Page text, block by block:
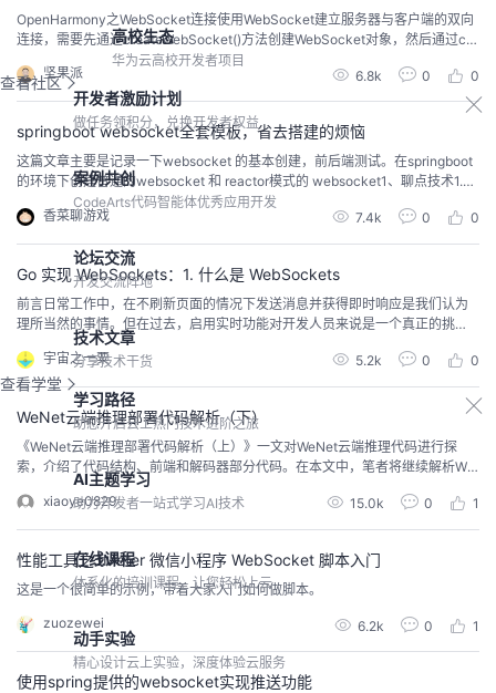
高校生态
华为云高校开发者项目
查看社区
开发者激励计划
做任务领积分，兑换开发者权益
案例共创
CodeArts代码智能体优秀应用开发
论坛交流
开发交流阵地
技术文章
分享技术干货
查看学堂
学习路径
助您开启云上热门技术进阶之旅
AI主题学习
助力开发者一站式学习AI技术
在线课程
体系化的培训课程，让您轻松上云
动手实验
精心设计云上实验，深度体验云服务
OpenHarmony之WebSocket连接使用WebSocket建立服务器与客户端的双向
连接，需要先通过createWebSocket()方法创建WebSocket对象，然后通过co
nnect()方法连接到服务器。当连接成功后，客户端会收到open事件的回调，之
后客户端就可以通过send()方法与服务器进行通信。当服务器发信息给客户端
时，客户端会收到message事件的回调。当客户端不要...
坚果派 6.8k 0 0
springboot websocket全套模板，省去搭建的烦恼
这篇文章主要是记录一下websocket 的基本创建，前后端测试。在springboot
的环境下创建普通的websocket 和 reactor模式的 websocket1、聊点技术1.w
ebsocket出现的原因Web Socket是Html5中引入的通信机制，它为浏览器与后
台服务器之间提供了基于TCP的全双工的通信通道。是为了解决网页及时刷新
页面时长轮询的问题。webSocket在建立之...
香菜聊游戏 7.4k 0 0
Go 实现 WebSockets：1. 什么是 WebSockets
前言日常工作中，在不刷新页面的情况下发送消息并获得即时响应是我们认为
理所当然的事情。但在过去，启用实时功能对开发人员来说是一个真正的挑
战。开发者社区从 HTTP 长轮询和 AJAX 走过了漫长的道路，终于找到了构建
真正实时应用程序的解决方案。这个解决方案以 WebSockets 的形式出现，它
可以在用户的浏览器和服务器之间打开一个交互式会话。 WebSockets 允许浏
览器向服务器发送消...
宇宙之一粟 5.2k 0 0
WeNet云端推理部署代码解析（下）
《WeNet云端推理部署代码解析（上）》一文对WeNet云端推理代码进行探
索，介绍了代码结构、前端和解码器部分代码。在本文中，笔者将继续解析We
Net云端部署代码，由于流式ASR服务需要在客户端和服务端之间进行双向的流
式数据传输，WeNet实现了两种支持双向流式通信的服务化接口，分别基于We
bSocket和gRPC。
xiaoye0829 15.0k 0 1
性能工具之JMeter 微信小程序 WebSocket 脚本入门
这是一个很简单的示例，带着大家入门如何做脚本。
zuozewei 6.2k 0 1
使用spring提供的websocket实现推送功能